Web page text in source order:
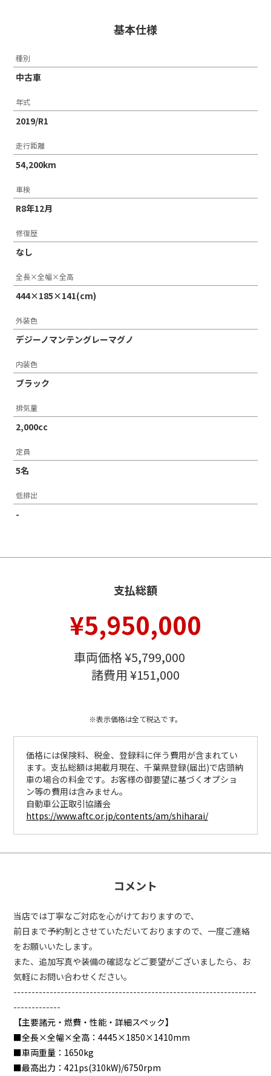
基本仕様
種別
中古車
年式
2019/R1
走行距離
54,200km
車検
R8年12月
修復歴
なし
全長×全幅×全高
444×185×141(cm)
外装色
デジーノマンテングレーマグノ
内装色
ブラック
排気量
2,000cc
定員
5名
低排出
-
支払総額
¥5,950,000
車両価格 ¥5,799,000
諸費用 ¥151,000
※表示価格は全て税込です。
価格には保険料、税金、登録料に伴う費用が含まれてい
ます。支払総額は掲載月現在、千葉県登録(届出)で店頭納
車の場合の料金です。お客様の御要望に基づくオプショ
ン等の費用は含みません。
自動車公正取引協議会
https://www.aftc.or.jp/contents/am/shiharai/
コメント
当店では丁寧なご対応を心がけておりますので、
前日まで予約制とさせていただいておりますので、一度ご連絡
をお願いいたします。
また、追加写真や装備の確認などご要望がございましたら、お
気軽にお問い合わせください。
-------------------------------------------------------------------
-------------
【主要諸元・燃費・性能・詳細スペック】
■全長×全幅×全高：4445×1850×1410mm
■車両重量： 1650kg
■最高出力：421ps(310kW)/6750rpm